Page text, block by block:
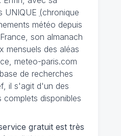
UNIQUE (chronique
météo depuis
son almanach
mensuels des aléas
meteo-paris.com
de recherches
il s'agit d'un des
complets disponibles
gratuit est très